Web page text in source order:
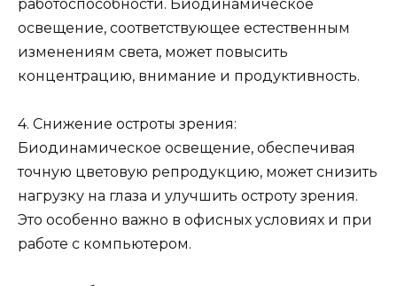
работоспособности. Биодинамическое
освещение, соответствующее естественным
изменениям света, может повысить
концентрацию, внимание и продуктивность.
4. Снижение остроты зрения:
Биодинамическое освещение, обеспечивая
точную цветовую репродукцию, может снизить
нагрузку на глаза и улучшить остроту зрения.
Это особенно важно в офисных условиях и при
работе с компьютером.